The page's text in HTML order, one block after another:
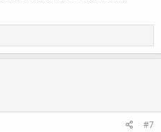
#7